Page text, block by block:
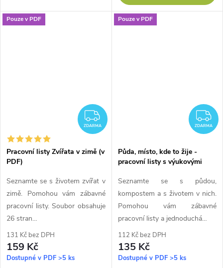
Pouze v PDF
ZDARMA
ZDARMA
Pracovní listy Zvířata v zimě (v
PDF)
Seznamte se s životem zvířat v
zimě. Pomohou vám zábavné
pracovní listy. Soubor obsahuje
26 stran…
131 Kč bez DPH
159 Kč
Dostupné v PDF >5 ks
Pouze v PDF
ZDARMA
Půda, místo, kde to žije -
pracovní listy s výukovými
Seznamte se s půdou,
kompostem a s životem v nich.
Pomohou vám zábavné
pracovní listy a jednoduchá…
112 Kč bez DPH
135 Kč
Dostupné v PDF >5 ks